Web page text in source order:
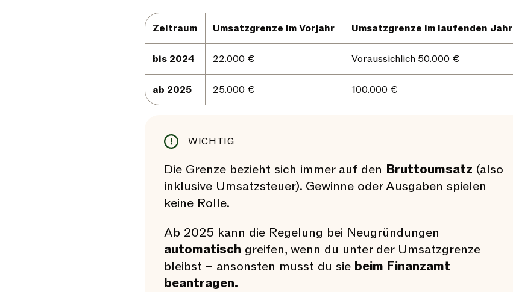
Zeitraum Umsatzgrenze im Vorjahr Umsatzgrenze im laufenden Jahr
bis 2024 22.000 € Voraussichlich 50.000 €
ab 2025 25.000 € 100.000 €
WICHTIG
Die Grenze bezieht sich immer auf den Bruttoumsatz (also
inklusive Umsatzsteuer). Gewinne oder Ausgaben spielen
keine Rolle.
Ab 2025 kann die Regelung bei Neugründungen
automatisch greifen, wenn du unter der Umsatzgrenze
bleibst – ansonsten musst du sie beim Finanzamt
beantragen.